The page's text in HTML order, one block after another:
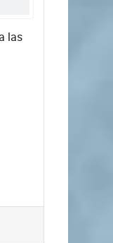
las